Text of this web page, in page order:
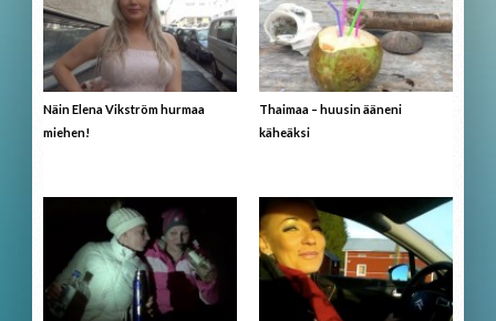
Näin Elena Vikström hurmaa
miehen!
Thaimaa – huusin ääneni
käheäksi